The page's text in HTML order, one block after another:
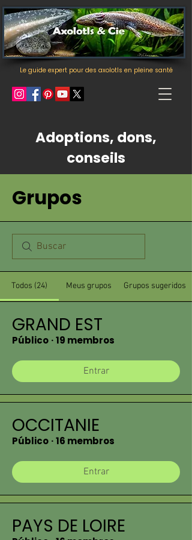
Le guide expert pour des axolotls en pleine santé
Adoptions, dons,
conseils
Grupos
Todos (24) Meus grupos Grupos sugeridos
GRAND EST
Público ·19 membros
Entrar
OCCITANIE
Público ·16 membros
Entrar
PAYS DE LOIRE